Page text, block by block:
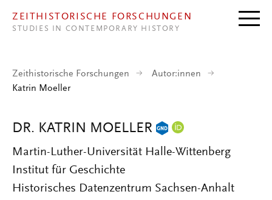
ZEITHISTORISCHE FORSCHUNGEN
STUDIES IN CONTEMPORARY HISTORY
Zeithistorische Forschungen
Autor:innen
Katrin Moeller
DR. KATRIN MOELLER
Martin-Luther-Universität Halle-Wittenberg
Institut für Geschichte
Historisches Datenzentrum Sachsen-Anhalt